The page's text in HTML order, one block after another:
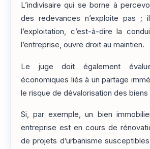
L’indivisaire qui se borne à
des redevances n’exploite pas ;
l’exploitation, c’est-à-dire la
l’entreprise, ouvre droit au maintien.
Le juge doit également
économiques liés à un partage
le risque de dévalorisation des biens
Si, par exemple, un bien
entreprise est en cours de
de projets d’urbanisme